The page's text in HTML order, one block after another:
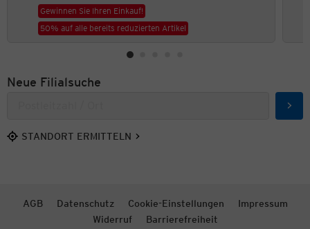
Gewinnen Sie Ihren Einkauf!
50% auf alle bereits reduzierten Artikel
Neue Filialsuche
STANDORT ERMITTELN
AGB Datenschutz Cookie-Einstellungen
Impressum
Widerruf
Barrierefreiheit